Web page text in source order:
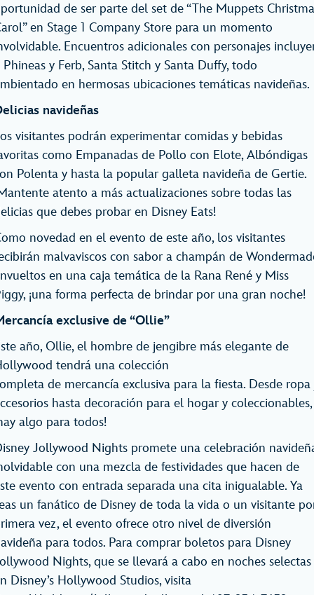
de ser parte del set de “The Muppets
en Stage 1 Company Store para un momento
Encuentros adicionales con personajes
Phineas y Ferb, Santa Stitch y Santa Duffy, todo
en hermosas ubicaciones temáticas navideñas.
navideñas
visitantes podrán experimentar comidas y bebidas
como Empanadas de Pollo con Elote, Albóndigas
Polenta y hasta la popular galleta navideña de Gertie.
atento a más actualizaciones sobre todas las
que debes probar en Disney Eats!
novedad en el evento de este año, los visitantes
malvaviscos con sabor a champán de
en una caja temática de la Rana René y Miss
¡una forma perfecta de brindar por una gran noche!
exclusive de “Ollie”
año, Ollie, el hombre de jengibre más elegante de
tendrá una colección
de mercancía exclusiva para la fiesta. Desde ropa
hasta decoración para el hogar y coleccionables,
algo para todos!
Jollywood Nights promete una celebración
con una mezcla de festividades que hacen de
evento con entrada separada una cita inigualable. Ya
un fanático de Disney de toda la vida o un visitante
vez, el evento ofrece otro nivel de diversión
para todos. Para comprar boletos para Disney
Nights, que se llevará a cabo en noches selectas
Disney’s Hollywood Studios, visita